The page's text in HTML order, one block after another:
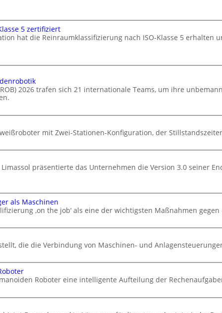
5 zertifiziert
hat die Reinraumklassifizierung nach ISO-Klasse 5 erhalten
2026 trafen sich 21 internationale Teams, um ihre
mit Zwei-Stationen-Konfiguration, der
präsentierte das Unternehmen die Version 3.0 seiner
als Maschinen
‚on the job‘ als eine der wichtigsten Maßnahmen
die die Verbindung von Maschinen- und
Roboter eine intelligente Aufteilung der